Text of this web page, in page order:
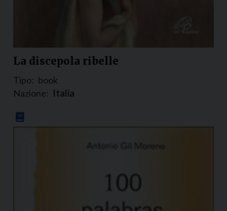
La discepola ribelle
Tipo: book
Nazione: Italia